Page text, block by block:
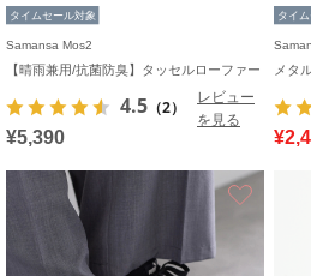
タイムセール対象
Samansa Mos2
【晴雨兼用/抗菌防臭】タッセルローファー
4.5 （2）
レビュー
を見る
¥5,390
タイ
メタ